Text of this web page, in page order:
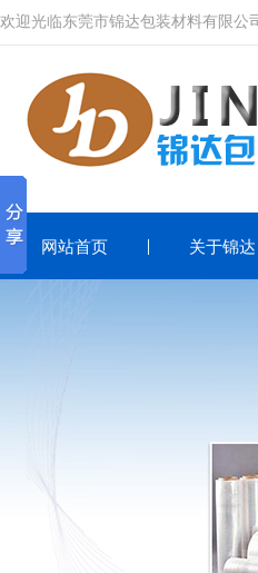
欢迎光临东莞市锦达包装材料有限公
网站首页 关于锦达